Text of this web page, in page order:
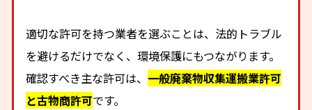
適切な許可を持つ業者を選ぶことは、法的トラブル
を避けるだけでなく、環境保護にもつながります。
確認すべき主な許可は、 一般廃棄物収集運搬業許可
と古物商許可です。